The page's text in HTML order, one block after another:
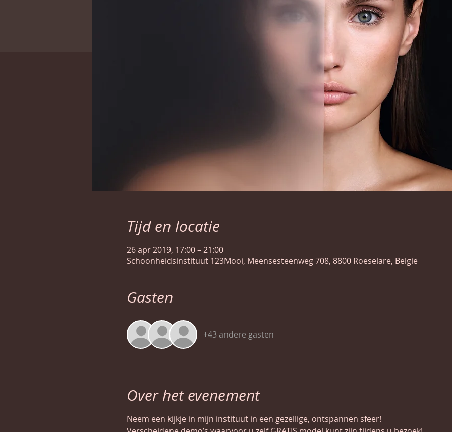
Tijd en locatie
26 apr 2019, 17:00 – 21:00
Schoonheidsinstituut 123Mooi, Meensesteenweg 708, 8800 Roeselare, België
Gasten
+43 andere gasten
Over het evenement